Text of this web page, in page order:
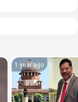
1 year ago